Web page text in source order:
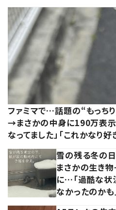
ファミマで…話題の“もっち
→まさかの中身に190万表示
なってました」「これかなり好
雪の残る冬の
まさかの生き
に…「過酷な状
なかったのかも